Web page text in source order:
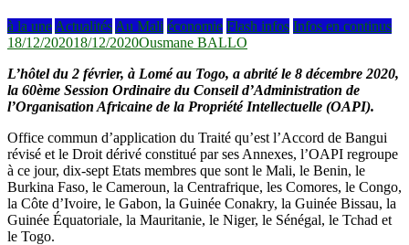
à la une Actualités Au Mali économie Flash infos Infos en continus
18/12/202018/12/2020Ousmane BALLO
L’hôtel du 2 février, à Lomé au Togo, a abrité le 8 décembre 2020,
la 60ème Session Ordinaire du Conseil d’Administration de
l’Organisation Africaine de la Propriété Intellectuelle (OAPI).
Office commun d’application du Traité qu’est l’Accord de Bangui
révisé et le Droit dérivé constitué par ses Annexes, l’OAPI regroupe
à ce jour, dix-sept Etats membres que sont le Mali, le Benin, le
Burkina Faso, le Cameroun, la Centrafrique, les Comores, le Congo,
la Côte d’Ivoire, le Gabon, la Guinée Conakry, la Guinée Bissau, la
Guinée Équatoriale, la Mauritanie, le Niger, le Sénégal, le Tchad et
le Togo.